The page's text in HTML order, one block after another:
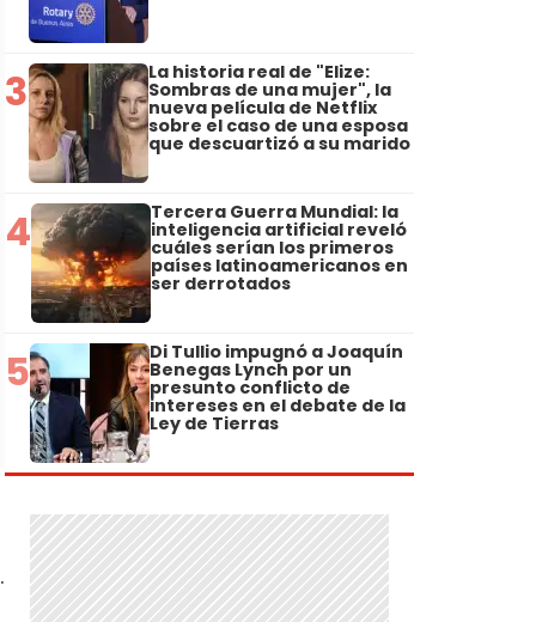
3 La historia real de "Elize:
Sombras de una mujer", la
nueva película de Netflix
sobre el caso de una esposa
que descuartizó a su marido
4 Tercera Guerra Mundial: la
inteligencia artificial reveló
cuáles serían los primeros
países latinoamericanos en
ser derrotados
5 Di Tullio impugnó a Joaquín
Benegas Lynch por un
presunto conflicto de
intereses en el debate de la
Ley de Tierras